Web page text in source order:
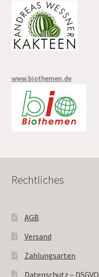
www.biothemen.de
Rechtliches
AGB
Versand
Zahlungsarten
Datenschutz – DSGVO